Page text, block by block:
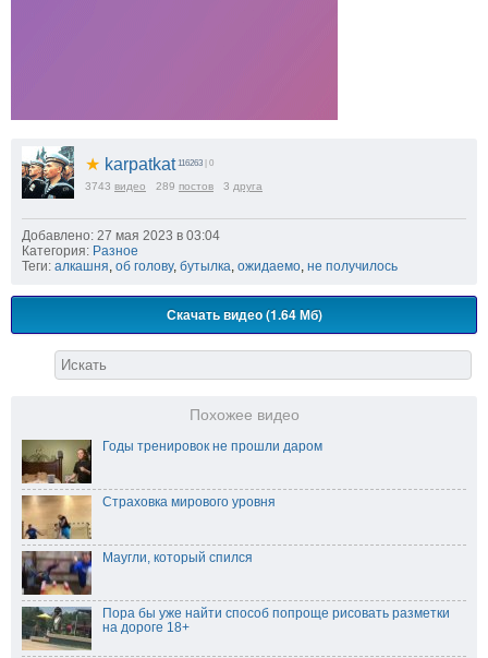
★ karpatkat 116263 | 0
3743 видео 289 постов 3 друга
Добавлено: 27 мая 2023 в 03:04
Категория: Разное
Теги: алкашня об голову, бутылка ожидаемо не получилось
Скачать видео (1.64 Мб)
Похожее видео
Годы тренировок не прошли даром
Страховка мирового уровня
Маугли, который спился
Пора бы уже найти способ попроще рисовать разметки
на дороге 18+